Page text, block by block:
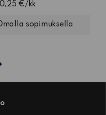
€/kk
sopimuksella